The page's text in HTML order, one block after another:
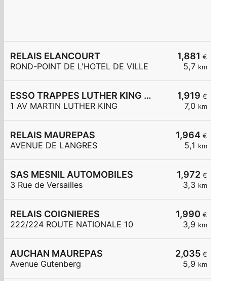
1,881 €
5,7 km
RELAIS ELANCOURT
ROND-POINT DE L'HOTEL DE VILLE
1,919 €
7,0 km
ESSO TRAPPES LUTHER KING - CARREFOUR EXPRESS
1 AV MARTIN LUTHER KING
1,964 €
5,1 km
RELAIS MAUREPAS
AVENUE DE LANGRES
1,972 €
3,3 km
SAS MESNIL AUTOMOBILES
3 Rue de Versailles
1,990 €
3,9 km
RELAIS COIGNIERES
222/224 ROUTE NATIONALE 10
2,035 €
5,9 km
AUCHAN MAUREPAS
Avenue Gutenberg